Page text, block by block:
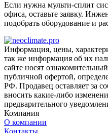
Если нужна мульти-сплит
офиса, оставьте заявку.
подобрать оборудование и
Информация, цены,
так же информация об их
сайте носят
публичной офертой,
РФ. Продавец оставляет за
вносить какие-либо
предварительного
Компания
О компании